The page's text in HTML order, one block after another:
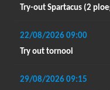
Try-out Spartacus (2
22/08/2026 09:00
Try out tornooi
29/08/2026 09:15